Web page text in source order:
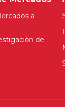
a
de